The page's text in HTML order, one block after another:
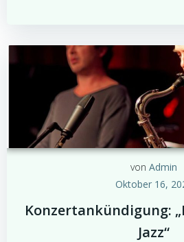
von Admin
Oktober 16,
Konzertankündigung:
Jazz“